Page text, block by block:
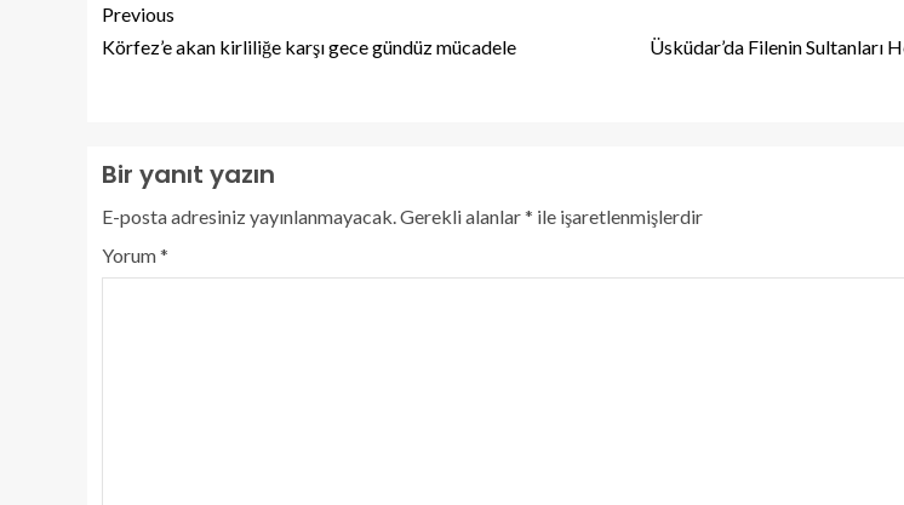
Previous
Körfez’e akan kirliliğe karşı gece gündüz mücadele
Üsküdar’da Filenin Sultanları
Bir yanıt yazın
E-posta adresiniz yayınlanmayacak.Gerekli alanlar* ile işaretlenmişlerdir
Yorum*